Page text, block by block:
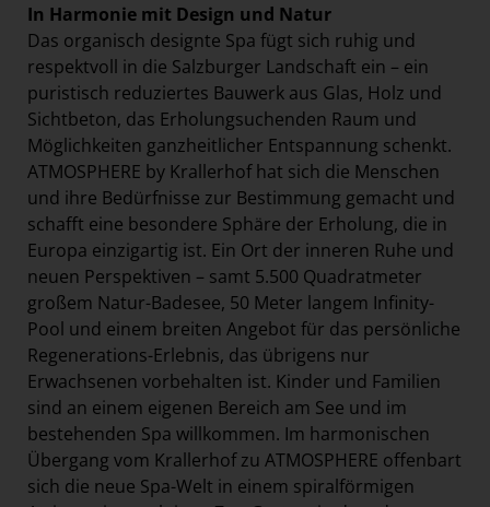
In Harmonie mit Design und Natur
Das organisch designte Spa fügt sich ruhig und
respektvoll in die Salzburger Landschaft ein – ein
puristisch reduziertes Bauwerk aus Glas, Holz und
Sichtbeton, das Erholungsuchenden Raum und
Möglichkeiten ganzheitlicher Entspannung schenkt.
ATMOSPHERE by Krallerhof hat sich die Menschen
und ihre Bedürfnisse zur Bestimmung gemacht und
schafft eine besondere Sphäre der Erholung, die in
Europa einzigartig ist. Ein Ort der inneren Ruhe und
neuen Perspektiven – samt 5.500 Quadratmeter
großem Natur-Badesee, 50 Meter langem Infinity-
Pool und einem breiten Angebot für das persönliche
Regenerations-Erlebnis, das übrigens nur
Erwachsenen vorbehalten ist. Kinder und Familien
sind an einem eigenen Bereich am See und im
bestehenden Spa willkommen. Im harmonischen
Übergang vom Krallerhof zu ATMOSPHERE offenbart
sich die neue Spa-Welt in einem spiralförmigen